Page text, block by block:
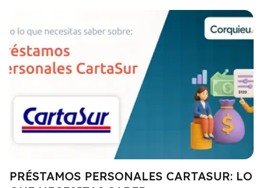
PRÉSTAMOS PERSONALES CARTASUR: LO